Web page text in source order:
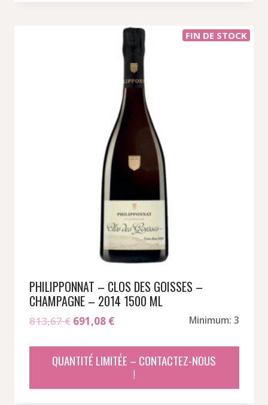
FIN DE STOCK
PHILIPPONNAT – CLOS DES GOISSES –
CHAMPAGNE – 2014 1500 ML
813,67€ Le
initial
était :
691,08 €Le
actuel
est :
Minimum: 3
QUANTITÉ LIMITÉE – CONTACTEZ-NOUS
!